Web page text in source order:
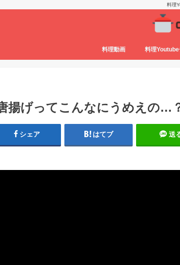
料理
料理動画 料理
揚げってこんなにうめえの…
シェア はてブ 送